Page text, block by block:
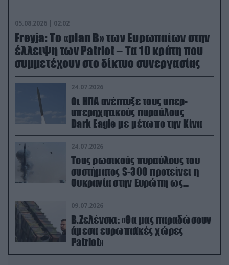
05.08.2026 | 02:02
Freyja: Το «plan Β» των Ευρωπαίων στην
έλλειψη των Patriot – Τα 10 κράτη που
συμμετέχουν στο δίκτυο συνεργασίας
24.07.2026
Οι ΗΠΑ ανέπτυξε τους υπερ-
υπερηχητικούς πυραύλους
Dark Eagle με μέτωπο την Κίνα
24.07.2026
Τους ρωσικούς πυραύλους του
συστήματος S-300 προτείνει η
Ουκρανία στην Ευρώπη ως
αντιβαλλιστικό σύστημα
09.07.2026
Β.Ζελένσκι: «Θα μας παραδώσουν
άμεσα ευρωπαϊκές χώρες
Patriot»